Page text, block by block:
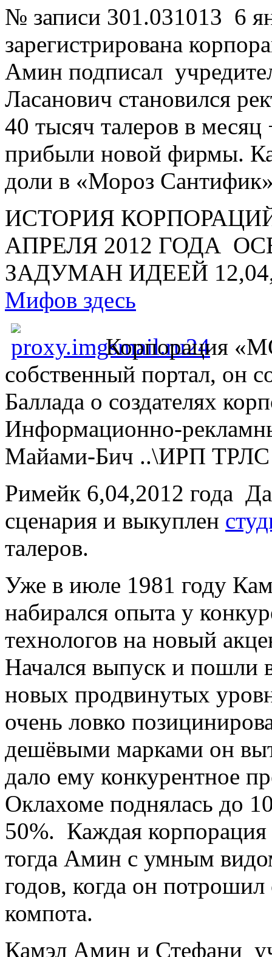
№ записи 301.031013 6
зарегистрирована
Амин подписал
Ласанович становился
40 тысяч талеров в
прибыли новой фирмы.
доли в «Мороз
ИСТОРИЯ
АПРЕЛЯ 2012 ГОДА
ЗАДУМАН ИДЕЕЙ
Мифов здесь
Корпорация
собственный портал, он
Баллада о создателях
Информационно-
Майами-Бич ..\ИРП ТРЛС
Римейк 6,04,2012 года
сценария и выкуплен
талеров.
Уже в июле 1981 году
набирался опыта у
технологов на новый
Начался выпуск и пошли
новых продвинутых
очень ловко
дешёвыми марками он
дало ему конкурентное
Оклахоме поднялась до
50%. Каждая
тогда Амин с умным
годов, когда он
компота.
Камэл Амин и Стефани